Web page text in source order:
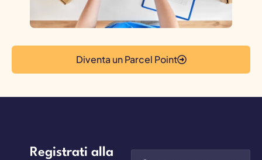
Diventa un Parcel Point
Registrati alla